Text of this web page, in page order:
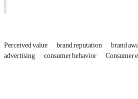
Perceived value brand reputation brand
advertising consumer behavior Consumer